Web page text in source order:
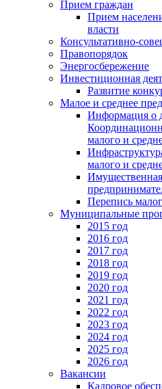
Прием граждан
Прием
власти
Консультативно-
Правопорядок
Энергосбережение
Инвестиционная
Развитие
Малое и среднее
Информация о
малого и
малого и
Перепись
Муниципальные
2015 год
2016 год
2017 год
2018 год
2019 год
2020 год
2021 год
2022 год
2023 год
2024 год
2025 год
2026 год
Вакансии
Кадровое